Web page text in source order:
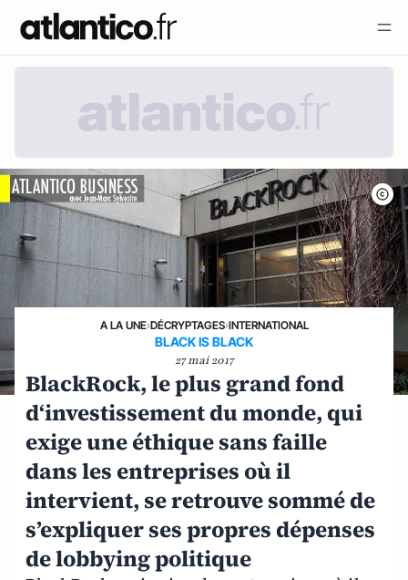
A LA UNE›DÉCRYPTAGES›INTERNATIONAL
BLACK IS BLACK
27 mai 2017
BlackRock, le plus grand fond
d‘investissement du monde, qui
exige une éthique sans faille
dans les entreprises où il
intervient, se retrouve sommé de
s’expliquer ses propres dépenses
de lobbying politique